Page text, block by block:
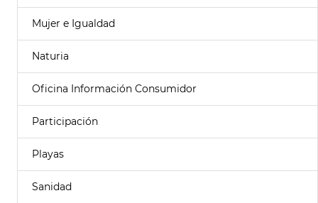
Mujer e Igualdad
Naturia
Oficina Información Consumidor
Participación
Playas
Sanidad